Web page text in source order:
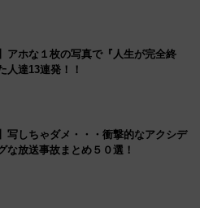
アホな１枚の写真で『人生が完全終
人達13連発！！
写しちゃダメ・・・衝撃的なアクシデ
な放送事故まとめ５０選！